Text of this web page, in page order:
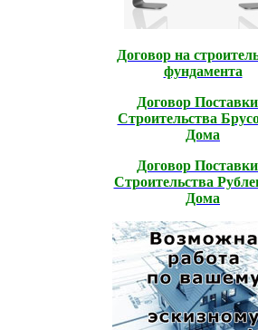
Договор на
фундамента
Договор
Строительcтва
Дома
Договор
Строительcтва
Дома